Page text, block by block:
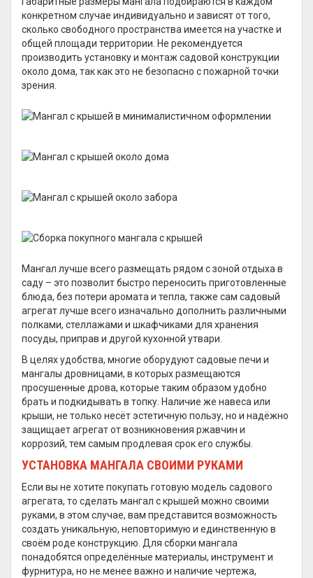
конкретном случае индивидуально и зависят от того,
сколько свободного пространства имеется на участке и
общей площади территории. Не рекомендуется
производить установку и монтаж садовой конструкции
около дома, так как это не безопасно с пожарной точки
зрения.
Мангал лучше всего размещать рядом с зоной отдыха в
саду – это позволит быстро переносить приготовленные
блюда, без потери аромата и тепла, также сам садовый
агрегат лучше всего изначально дополнить различными
полками, стеллажами и шкафчиками для хранения
посуды, приправ и другой кухонной утвари.
В целях удобства, многие оборудуют садовые печи и
мангалы дровницами, в которых размещаются
просушенные дрова, которые таким образом удобно
брать и подкидывать в топку. Наличие же навеса или
крыши, не только несёт эстетичную пользу, но и надёжно
защищает агрегат от возникновения ржавчин и
коррозий, тем самым продлевая срок его службы.
УСТАНОВКА МАНГАЛА СВОИМИ РУКАМИ
Если вы не хотите покупать готовую модель садового
агрегата, то сделать мангал с крышей можно своими
руками, в этом случае, вам представится возможность
создать уникальную, неповторимую и единственную в
своём роде конструкцию. Для сборки мангала
понадобятся определённые материалы, инструмент и
фурнитура, но не менее важно и наличие чертежа,